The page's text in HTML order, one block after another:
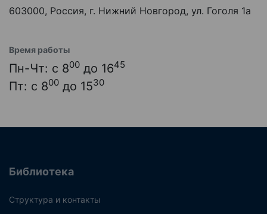
603000, Россия, г. Нижний Новгород, ул. Гоголя 1а
Время работы
Пн-Чт: с 800 до 1645
Пт: с 800 до 1530
Библиотека
Структура и контакты